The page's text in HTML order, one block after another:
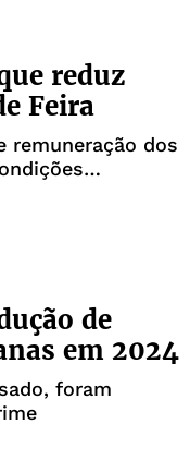
reduz
Feira
remuneração dos
de
em 2024
foram